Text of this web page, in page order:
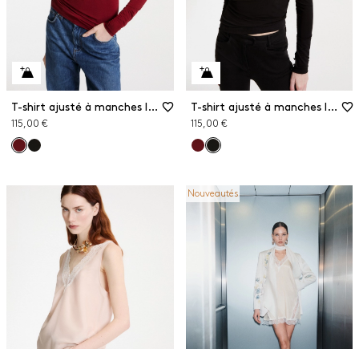
T-shirt ajusté à manches longues
115,00 €
T-shirt ajusté à manches longues
115,00 €
Nouveautés